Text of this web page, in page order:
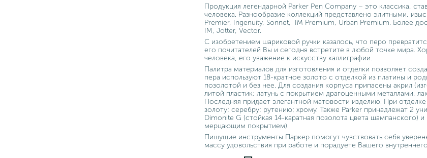
Продукция легендарной Parker Pen Company – это классика,
человека. Разнообразие коллекций представлено элитными,
Premier, Ingenuity, Sonnet, IM Premium, Urban Premium. Более
IM, Jotter, Vector.
С изобретением шариковой ручки казалось, что перо
его почитателей Вы и сегодня встретите в любой точке мира.
человека, его уважение к искусству каллиграфии.
Палитра материалов для изготовления и отделки позволяет
пера используют 18-кратное золото с отделкой из платины и
позолотой и без нее. Для создания корпуса припасены акрил
литой пластик; латунь с покрытием драгоценными металлами,
Последняя придает элегантной матовости изделию. При
золоту; серебру; рутению; хрому. Также Parker принадлежат 2
Dimonite G (стойкая 14-каратная позолота цвета шампанского)
мерцающим покрытием).
Пишущие инструменты Паркер помогут чувствовать себя
массу удовольствия при работе и порадуете Вашего